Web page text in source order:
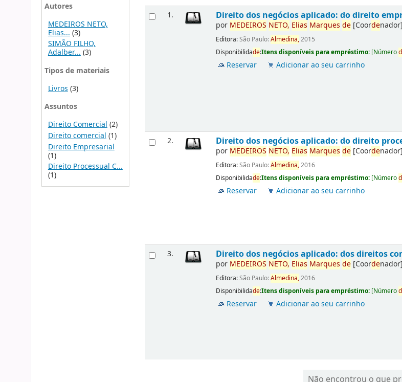
Autores
MEDEIROS NETO,
Elias... (3)
SIMÃO FILHO,
Adalber...(3)
Tipos de materiais
Livros (3)
Assuntos
Direito Comercial (2)
Direito comercial (1)
Direito Empresarial
(1)
Direito Processual C...
(1)
1. Direito dos negócios aplicado: do direito
por MEDEIROS NETO, Elias Marques de [Coordenador]
Editora:São Paulo:Almedina,2015
Disponibilidade:Itens disponíveis para empréstimo: [Número
Reservar Adicionar ao seu carrinho
2. Direito dos negócios aplicado: do direito
por MEDEIROS NETO, Elias Marques de [Coordenador]
Editora:São Paulo:Almedina,2016
Disponibilidade:Itens disponíveis para empréstimo: [Número
Reservar Adicionar ao seu carrinho
3. Direito dos negócios aplicado: dos direitos
por MEDEIROS NETO, Elias Marques de [Coordenador]
Editora:São Paulo:Almedina,2016
Disponibilidade:Itens disponíveis para empréstimo: [Número
Reservar Adicionar ao seu carrinho